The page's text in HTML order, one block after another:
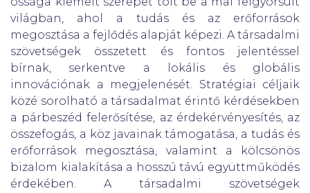
világban, ahol a tudás és az erőforrások
megosztása a fejlődés alapját képezi. A társadalmi
szövetségek összetett és fontos jelentéssel
bírnak, serkentve a lokális és globális
innovációnak a megjelenését. Stratégiai céljaik
közé sorolható a társadalmat érintő kérdésekben
a párbeszéd felerősítése, az érdekérvényesítés, az
összefogás, a köz javainak támogatása, a tudás és
erőforrások megosztása, valamint a kölcsönös
bizalom kialakítása a hosszú távú együttműködés
érdekében. A társadalmi szövetségek